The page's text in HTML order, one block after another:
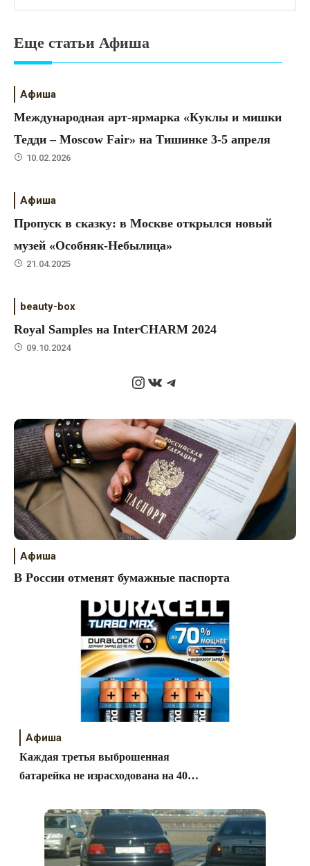
Еще статьи Афиша
Афиша
Международная арт-ярмарка «Куклы и мишки
Тедди – Moscow Fair» на Тишинке 3-5 апреля
10.02.2026
Афиша
Пропуск в сказку: в Москве открылся новый
музей «Особняк-Небылица»
21.04.2025
beauty-box
Royal Samples на InterCHARM 2024
09.10.2024
Instagram
ВКонтакте
Telegram
Афиша
В России отменят бумажные паспорта
Афиша
Каждая третья выброшенная
батарейка не израсходована на 40